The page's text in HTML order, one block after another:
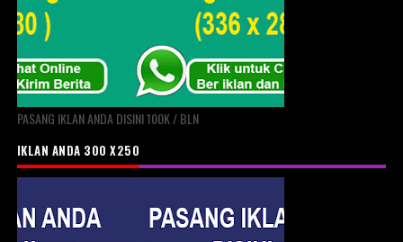
PASANG IKLAN ANDA DISINI 100K / BLN
IKLAN ANDA 300 X250